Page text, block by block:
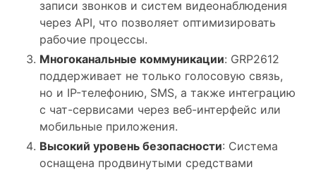
записи звонков и систем видеонаблюдения
через API, что позволяет оптимизировать
рабочие процессы.
Многоканальные коммуникации: GRP2612
поддерживает не только голосовую связь,
но и IP-телефонию, SMS, а также интеграцию
с чат-сервисами через веб-интерфейс или
мобильные приложения.
Высокий уровень безопасности: Система
оснащена продвинутыми средствами